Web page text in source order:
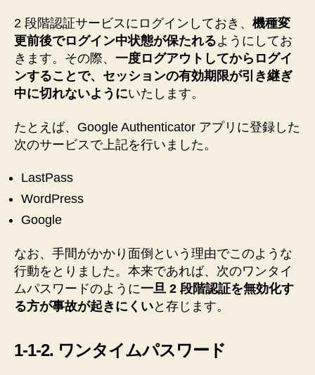
2 段階認証サービスにログインしておき、 機種変
更前後でログイン中状態が保たれるようにしてお
きます。その際、 一度ログアウトしてからログイ
ンすることで、セッションの有効期限が引き継ぎ
中に切れないようにいたします。
たとえば、Google Authenticator アプリに登録した
次のサービスで上記を行いました。
LastPass
WordPress
Google
なお、手間がかかり面倒という理由でこのような
行動をとりました。本来であれば、次のワンタイ
ムパスワードのように一旦 2 段階認証を無効化す
る方が事故が起きにくいと存じます。
1-1-2. ワンタイムパスワード